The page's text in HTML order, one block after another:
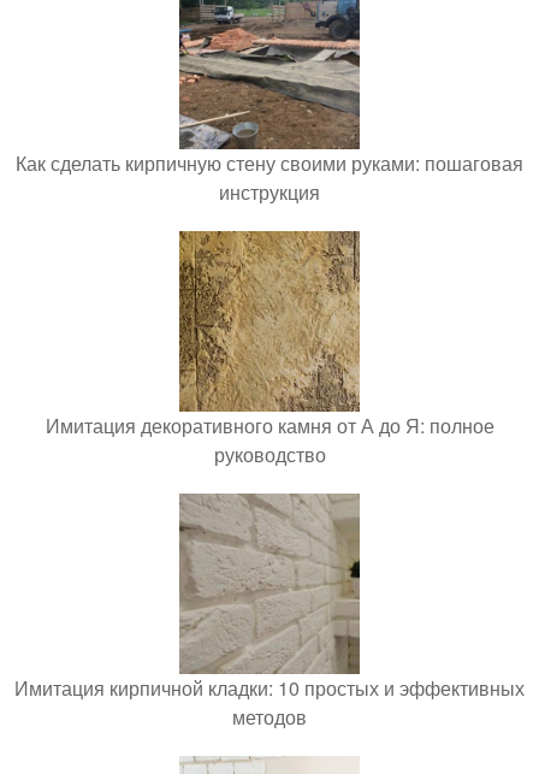
Как сделать кирпичную стену своими руками: пошаговая
инструкция
Имитация декоративного камня от А до Я: полное
руководство
Имитация кирпичной кладки: 10 простых и эффективных
методов